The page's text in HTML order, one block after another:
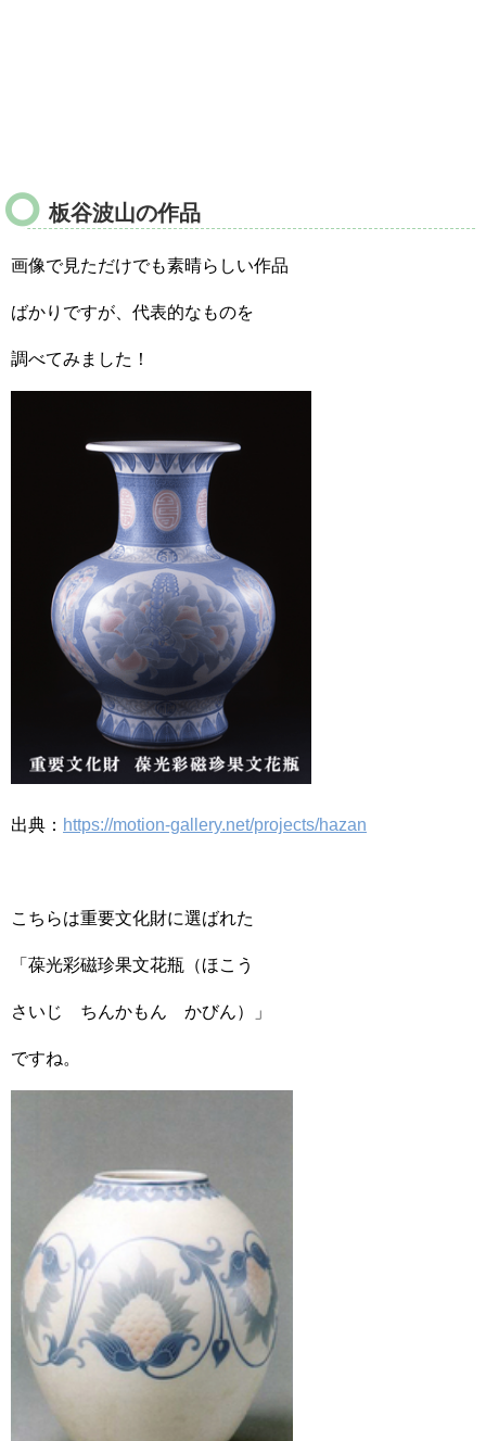
板谷波山の作品
画像で見ただけでも素晴らしい作品
ばかりですが、代表的なものを
調べてみました！
出典： https://motion-gallery.net/projects/hazan
こちらは重要文化財に選ばれた
「葆光彩磁珍果文花瓶（ほこう
さいじ ちんかもん かびん）」
ですね。